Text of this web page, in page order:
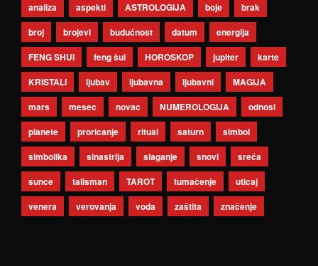
analiza aspekti ASTROLOGIJA boje
brak
broj
brojevi budućnost datum
energija
FENG SHUI
feng šui HOROSKOP jupiter
karte
KRISTALI
ljubav ljubavna ljubavni
MAGIJA
mars
mesec novac NUMEROLOGIJA
odnosi
planete
proricanje ritual saturn
simbol
simbolika
sinastrija slaganje snovi
sreća
sunce
talisman TAROT tumačenje
uticaj
venera
verovanja voda zaštita značenje